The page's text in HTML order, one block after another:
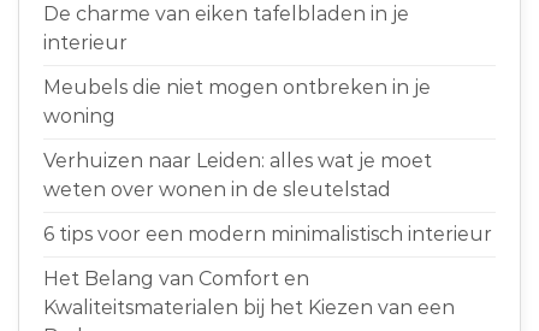
De charme van eiken tafelbladen in je
interieur
Meubels die niet mogen ontbreken in je
woning
Verhuizen naar Leiden: alles wat je moet
weten over wonen in de sleutelstad
6 tips voor een modern minimalistisch interieur
Het Belang van Comfort en
Kwaliteitsmaterialen bij het Kiezen van een